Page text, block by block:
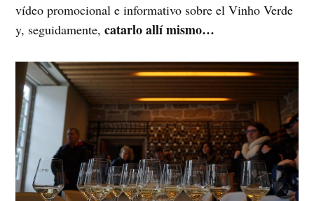
vídeo promocional e informativo sobre el Vinho Verde
y, seguidamente,catarlo allí mismo…